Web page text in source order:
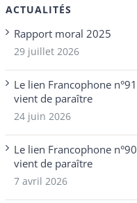
ACTUALITÉS
Rapport moral 2025
29 juillet 2026
Le lien Francophone n°91
vient de paraître
24 juin 2026
Le lien Francophone n°90
vient de paraître
7 avril 2026